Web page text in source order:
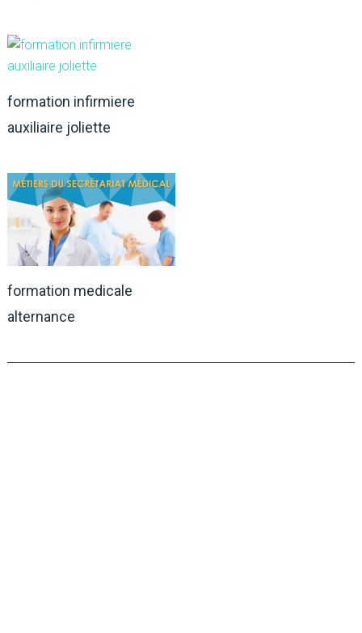
formation infirmiere
auxiliaire joliette
formation medicale
alternance